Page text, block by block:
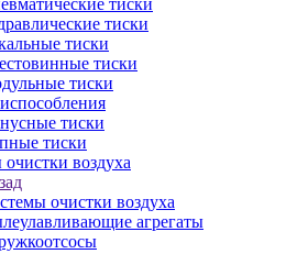
тиски
тиски
тиски
тиски
тиски
тиски
тиски
воздуха
очистки воздуха
агрегаты